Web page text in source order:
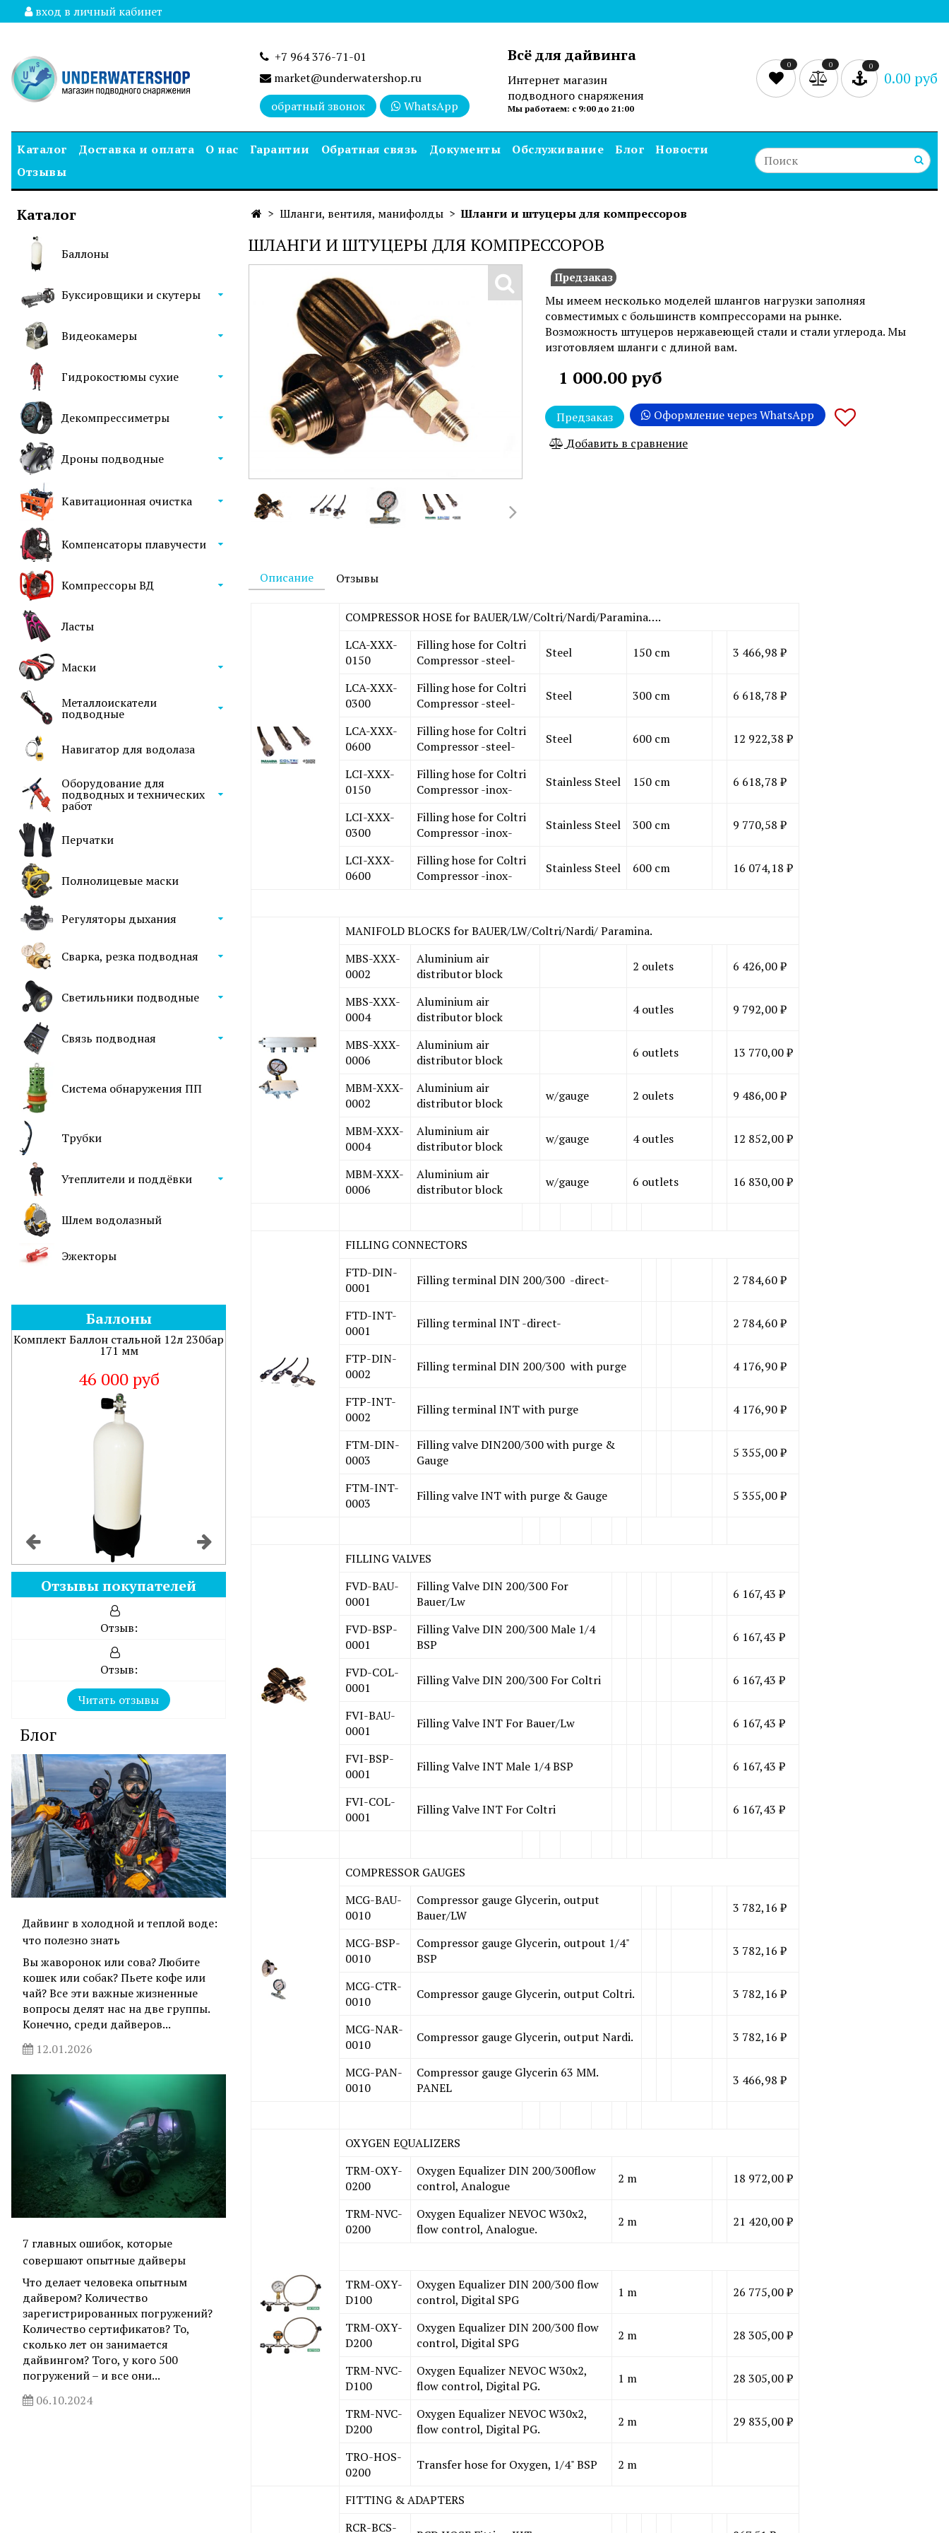
вход в личный кабинет
+7 964 376-71-01
market@underwatershop.ru
обратный звонок
WhatsApp
Всё для дайвинга
Интернет магазин
подводного снаряжения
Мы работаем: с 9:00 до 21:00
0 0 0
0.00 руб
Каталог Доставка и оплата О нас Гарантии Обратная связь Документы Обслуживание Блог
Новости
Отзывы
Каталог
Баллоны
Буксировщики и скутеры
Видеокамеры
Гидрокостюмы сухие
Декомпрессиметры
Дроны подводные
Кавитационная очистка
Компенсаторы плавучести
Компрессоры ВД
Ласты
Маски
Металлоискатели
подводные
Навигатор для водолаза
Оборудование для
подводных и технических
работ
Перчатки
Полнолицевые маски
Регуляторы дыхания
Сварка, резка подводная
Светильники подводные
Связь подводная
Система обнаружения ПП
Трубки
Утеплители и поддёвки
Шлем водолазный
Эжекторы
Баллоны
Комплект Баллон стальной 12л 230бар
171 мм
46 000 руб
Отзывы покупателей
Отзыв:
Отзыв:
Читать отзывы
Блог
Дайвинг в холодной и теплой воде:
что полезно знать
Вы жаворонок или сова? Любите
кошек или собак? Пьете кофе или
чай? Все эти важные жизненные
вопросы делят нас на две группы.
Конечно, среди дайверов...
12.01.2026
7 главных ошибок, которые
совершают опытные дайверы
Что делает человека опытным
дайвером? Количество
зарегистрированных погружений?
Количество сертификатов? То,
сколько лет он занимается
дайвингом? Того, у кого 500
погружений – и все они...
06.10.2024
Шланги, вентиля, манифолды Шланги и штуцеры для компрессоров
ШЛАНГИ И ШТУЦЕРЫ ДЛЯ КОМПРЕССОРОВ
Предзаказ
Мы имеем несколько моделей шлангов нагрузки заполняя
совместимых с большинств компрессорами на рынке.
Возможность штуцеров нержавеющей стали и стали углерода. Мы
изготовляем шланги с длиной вам.
1 000.00 руб
Предзаказ
Оформление через WhatsApp
Добавить в сравнение
Описание
COMPRESSOR HOSE for BAUER/LW/Coltri/Nardi/Paramina….
LCA-XXX-
0150
Filling hose for Coltri
Compressor -steel-
Steel 150 cm 3 466,98 ₽
LCA-XXX-
0300
Filling hose for Coltri
Compressor -steel-
Steel 300 cm 6 618,78 ₽
LCA-XXX-
0600
Filling hose for Coltri
Compressor -steel-
Steel 600 cm 12 922,38 ₽
LCI-XXX-
0150
Filling hose for Coltri
Compressor -inox-
Stainless Steel 150 cm 6 618,78 ₽
LCI-XXX-
0300
Filling hose for Coltri
Compressor -inox-
Stainless Steel 300 cm 9 770,58 ₽
LCI-XXX-
0600
Filling hose for Coltri
Compressor -inox-
Stainless Steel 600 cm 16 074,18 ₽
MANIFOLD BLOCKS for BAUER/LW/Coltri/Nardi/ Paramina.
MBS-XXX-
0002
Aluminium air
distributor block
2 oulets 6 426,00 ₽
MBS-XXX-
0004
Aluminium air
distributor block
4 outles 9 792,00 ₽
MBS-XXX-
0006
Aluminium air
distributor block
6 outlets 13 770,00 ₽
MBM-XXX-
0002
Aluminium air
distributor block
w/gauge 2 oulets 9 486,00 ₽
MBM-XXX-
0004
Aluminium air
distributor block
w/gauge 4 outles 12 852,00 ₽
MBM-XXX-
0006
Aluminium air
distributor block
w/gauge 6 outlets 16 830,00 ₽
FILLING CONNECTORS
FTD-DIN-
0001
Filling terminal DIN 200/300 -direct- 2 784,60 ₽
FTD-INT-
0001
Filling terminal INT -direct- 2 784,60 ₽
FTP-DIN-
0002
Filling terminal DIN 200/300 with purge 4 176,90 ₽
FTP-INT-
0002
Filling terminal INT with purge 4 176,90 ₽
FTM-DIN-
0003
Filling valve DIN200/300 with purge &
Gauge
5 355,00 ₽
FTM-INT-
0003
Filling valve INT with purge & Gauge 5 355,00 ₽
FILLING VALVES
FVD-BAU-
0001
Filling Valve DIN 200/300 For
Bauer/Lw
6 167,43 ₽
FVD-BSP-
0001
Filling Valve DIN 200/300 Male 1/4
BSP
6 167,43 ₽
FVD-COL-
0001
Filling Valve DIN 200/300 For Coltri 6 167,43 ₽
FVI-BAU-
0001
Filling Valve INT For Bauer/Lw 6 167,43 ₽
FVI-BSP-
0001
Filling Valve INT Male 1/4 BSP 6 167,43 ₽
FVI-COL-
0001
Filling Valve INT For Coltri 6 167,43 ₽
COMPRESSOR GAUGES
MCG-BAU-
0010
Compressor gauge Glycerin, output
Bauer/LW
3 782,16 ₽
MCG-BSP-
0010
Compressor gauge Glycerin, outpout 1/4"
BSP
3 782,16 ₽
MCG-CTR-
0010
Compressor gauge Glycerin, output Coltri. 3 782,16 ₽
MCG-NAR-
0010
Compressor gauge Glycerin, output Nardi. 3 782,16 ₽
MCG-PAN-
0010
Compressor gauge Glycerin 63 MM.
PANEL
3 466,98 ₽
OXYGEN EQUALIZERS
TRM-OXY-
0200
Oxygen Equalizer DIN 200/300flow
control, Analogue
2 m 18 972,00 ₽
TRM-NVC-
0200
Oxygen Equalizer NEVOC W30x2,
flow control, Analogue.
2 m 21 420,00 ₽
TRM-OXY-
D100
Oxygen Equalizer DIN 200/300 flow
control, Digital SPG
1 m 26 775,00 ₽
TRM-OXY-
D200
Oxygen Equalizer DIN 200/300 flow
control, Digital SPG
2 m 28 305,00 ₽
TRM-NVC-
D100
Oxygen Equalizer NEVOC W30x2,
flow control, Digital PG.
1 m 28 305,00 ₽
TRM-NVC-
D200
Oxygen Equalizer NEVOC W30x2,
flow control, Digital PG.
2 m 29 835,00 ₽
TRO-HOS-
0200
Transfer hose for Oxygen, 1/4" BSP 2 m
FITTING & ADAPTERS
RCR-BCS-
Отзывы